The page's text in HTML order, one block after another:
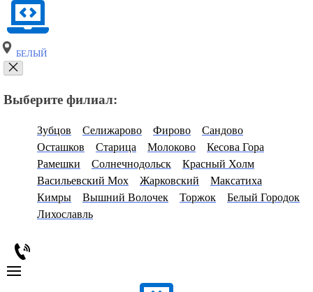
БЕЛЫЙ
Выберите филиал:
Зубцов Селижарово Фирово
Сандово
Осташков
Старица Молоково
Кесова Гора
Рамешки
Солнечнодольск
Красный Холм
Васильевский Мох
Жарковский
Максатиха
Кимры
Вышний Волочек Торжок
Белый Городок
Лихославль